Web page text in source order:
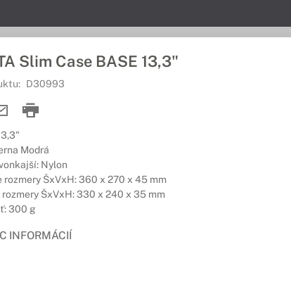
Slim Case BASE 13,3"
D30993
Modrá
Nylon
rozmery ŠxVxH: 360 x 270 x 45 mm
ŠxVxH: 330 x 240 x 35 mm
300 g
INFORMÁCIÍ